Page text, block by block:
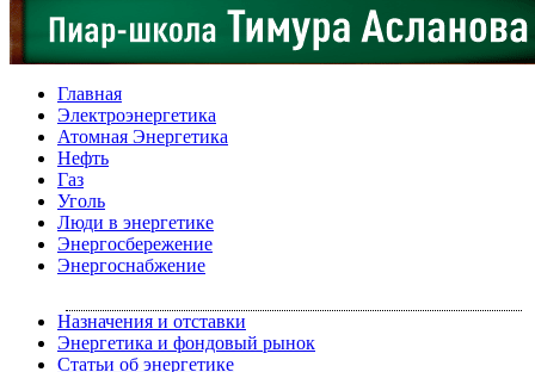
Главная
Электроэнергетика
Атомная Энергетика
Нефть
Газ
Уголь
Люди в энергетике
Энергосбережение
Энергоснабжение
Назначения и отставки
Энергетика и фондовый рынок
Статьи об энергетике